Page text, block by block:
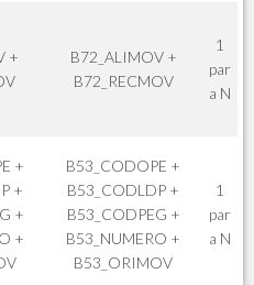
+
B72_ALIMOV +
B72_RECMOV
1
par
a N
+
+
+
+
B53_CODOPE +
B53_CODLDP +
B53_CODPEG +
B53_NUMERO +
B53_ORIMOV
1
par
a N